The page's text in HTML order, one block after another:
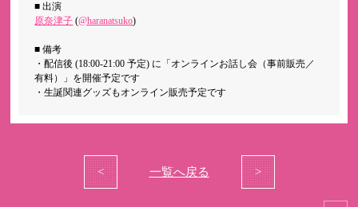
■ 出演
原奈津子 (@haranatsuko)
■ 備考
・配信後 (18:00-21:00 予定) に「オンラインお話し会（事前販売／
有料）」を開催予定です
・生誕関連グッズもオンライン販売予定です
< 一覧へ戻る >